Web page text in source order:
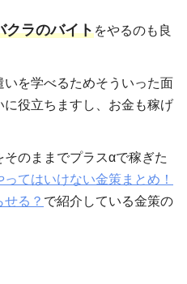
クラのバイトをやるのも良
を学べるためそういった面
役立ちますし、お金も稼げ
のままでプラスαで稼ぎた
てはいけない金策まとめ！
る？ で紹介している金策の